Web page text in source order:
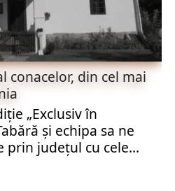
conacelor, din cel mai
„Exclusiv în
şi echipa sa ne
judeţul cu cele...